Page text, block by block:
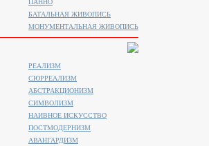
ПАННО
БАТАЛЬНАЯ ЖИВОПИСЬ
МОНУМЕНТАЛЬНАЯ ЖИВОПИСЬ
РЕАЛИЗМ
СЮРРЕАЛИЗМ
АБСТРАКЦИОНИЗМ
СИМВОЛИЗМ
НАИВНОЕ ИСКУССТВО
ПОСТМОДЕРНИЗМ
АВАНГАРДИЗМ